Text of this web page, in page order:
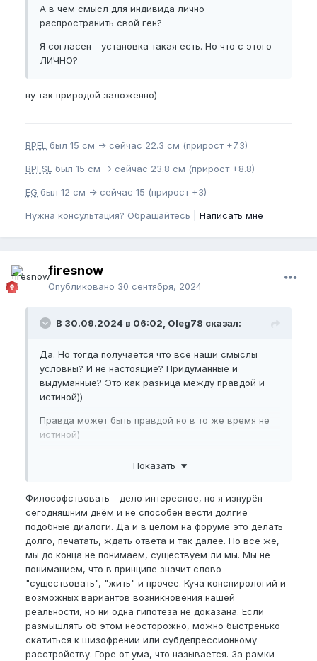
А в чем смысл для индивида лично
распространить свой ген?
Я согласен - установка такая есть. Но что с этого
ЛИЧНО?
ну так природой заложенно)
BPEL был 15 см -> сейчас 22.3 см (прирост +7.3)
BPFSL был 15 см -> сейчас 23.8 см (прирост +8.8)
EG был 12 см -> сейчас 15 (прирост +3)
Нужна консультация? Обращайтесь | Написать мне
firesnow
Опубликовано 30 сентября, 2024
В 30.09.2024 в 06:02, Oleg78 сказал:
Да. Но тогда получается что все наши смыслы
условны? И не настоящие? Придуманные и
выдуманные? Это как разница между правдой и
истиной))
Правда может быть правдой но в то же время не
истиной)
для конкретного человека и условно придавать
оторванная от реальности?
Это как для жука-навозника смысл его жизни
катить комог навоза потому что его отец и дед
катил и он катит и сына обязательно научит... А со
стороны - полная херня) и другие жуки обходятся
без этого)
Кидайте свои соображения.
Какие у вас стимулы?
Показать
Философствовать - дело интересное, но я изнурён
сегодняшним днём и не способен вести долгие
подобные диалоги. Да и в целом на форуме это делать
долго, печатать, ждать ответа и так далее. Но всё же,
мы до конца не понимаем, существуем ли мы. Мы не
пониманием, что в принципе значит слово
"существовать", "жить" и прочее. Куча конспирологий и
возможных вариантов возникновения нашей
реальности, но ни одна гипотеза не доказана. Если
размышлять об этом неосторожно, можно быстренько
скатиться к шизофрении или субдепрессионному
расстройству. Горе от ума, что называется. За рамки